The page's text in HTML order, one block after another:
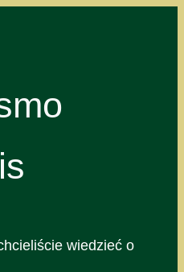
wiedzieć o